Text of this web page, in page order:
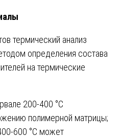
термический анализ
определения состава
на термические
200-400 °С
полимерной матрицы;
600 °С может